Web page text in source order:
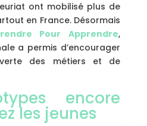
ont mobilisé plus de
en France. Désormais
Pour Apprendre,
a permis d’encourager
des métiers et de
encore
les jeunes